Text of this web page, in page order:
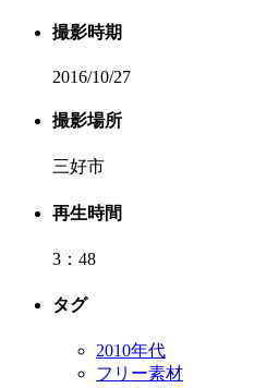
撮影時期
2016/10/27
撮影場所
三好市
再生時間
3：48
タグ
2010年代
フリー素材